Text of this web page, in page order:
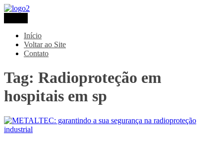
Pular
o
conteúdo
Metaltec
Blog
Início
Voltar ao Site
Contato
Tag: Radioproteção em
hospitais em sp